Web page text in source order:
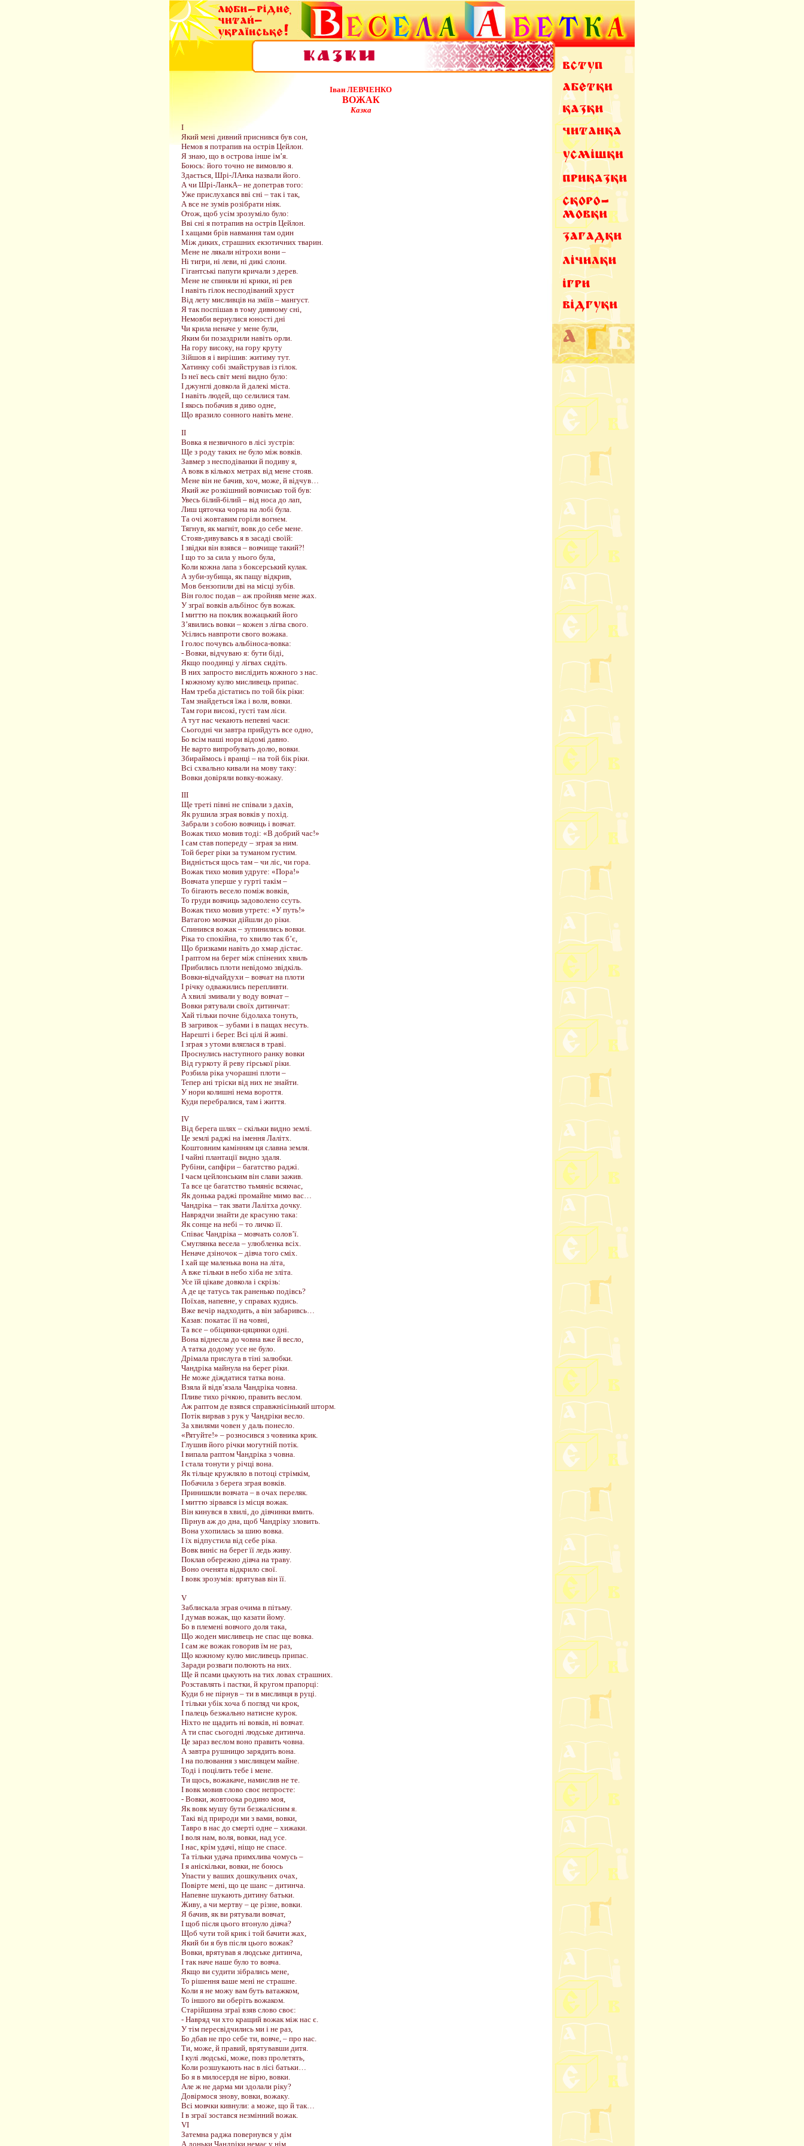
Іван ЛЕВЧЕНКО
ВОЖАК
Казка
І
Який мені дивний приснився був сон,
Немов я потрапив на острів Цейлон.
Я знаю, що в острова інше ім’я.
Боюсь: його точно не вимовлю я.
Здається, Шрі-ЛАнка назвали його.
А чи Шрі-ЛанкА– не допетрав того:
Уже прислухався вві сні – так і так,
А все не зумів розібрати ніяк.
Отож, щоб усім зрозуміло було:
Вві сні я потрапив на острів Цейлон.
І хащами брів навмання там один
Між диких, страшних екзотичних тварин.
Мене не лякали нітрохи вони –
Ні тигри, ні леви, ні дикі слони.
Гігантські папуги кричали з дерев.
Мене не спиняли ні крики, ні рев
І навіть гілок несподіваний хруст
Від лету мисливців на зміїв – мангуст.
Я так поспішав в тому дивному сні,
Немовби вернулися юності дні
Чи крила неначе у мене були,
Яким би позаздрили навіть орли.
На гору високу, на гору круту
Зійшов я і вирішив: житиму тут.
Хатинку собі змайстрував із гілок.
Із неї весь світ мені видно було:
І джунглі довкола й далекі міста.
І навіть людей, що селилися там.
І якось побачив я диво одне,
Що вразило сонного навіть мене.
ІІ
Вовка я незвичного в лісі зустрів:
Ще з роду таких не було між вовків.
Завмер з несподіванки й подиву я,
А вовк в кількох метрах від мене стояв.
Мене він не бачив, хоч, може, й відчув…
Який же розкішний вовчисько той був:
Увесь білий-білий – від носа до лап,
Лиш цяточка чорна на лобі була.
Та очі жовтавим горіли вогнем.
Тягнув, як магніт, вовк до себе мене.
Стояв-дивувавсь я в засаді своїй:
І звідки він взявся – вовчище такий?!
І що то за сила у нього була,
Коли кожна лапа з боксерський кулак.
А зуби-зубища, як пащу відкрив,
Мов бензопили дві на місці зубів.
Він голос подав – аж пройняв мене жах.
У зграї вовків альбінос був вожак.
І миттю на поклик вожацький його
З’явились вовки – кожен з лігва свого.
Усілись навпроти свого вожака.
І голос почувсь альбіноса-вовка:
- Вовки, відчуваю я: бути біді,
Якщо поодинці у лігвах сидіть.
В них запросто вислідить кожного з нас.
І кожному кулю мисливець припас.
Нам треба дістатись по той бік ріки:
Там знайдеться їжа і воля, вовки.
Там гори високі, густі там ліси.
А тут нас чекають непевні часи:
Сьогодні чи завтра прийдуть все одно,
Бо всім наші нори відомі давно.
Не варто випробувать долю, вовки.
Збираймось і вранці – на той бік ріки.
Всі схвально кивали на мову таку:
Вовки довіряли вовку-вожаку.
ІІІ
Ще треті півні не співали з дахів,
Як рушила зграя вовків у похід.
Забрали з собою вовчиць і вовчат.
Вожак тихо мовив тоді: «В добрий час!»
І сам став попереду – зграя за ним.
Той берег ріки за туманом густим.
Видніється щось там – чи ліс, чи гора.
Вожак тихо мовив удруге: «Пора!»
Вовчата уперше у гурті такім –
То бігають весело поміж вовків,
То груди вовчиць задоволено ссуть.
Вожак тихо мовив утретє: «У путь!»
Ватагою мовчки дійшли до ріки.
Спинився вожак – зупинились вовки.
Ріка то спокійна, то хвилю так б’є,
Що бризками навіть до хмар дістає.
І раптом на берег між спінених хвиль
Прибились плоти невідомо звідкіль.
Вовки-відчайдухи – вовчат на плоти
І річку одважились перепливти.
А хвилі змивали у воду вовчат –
Вовки рятували своїх дитинчат:
Хай тільки почне бідолаха тонуть,
В загривок – зубами і в пащах несуть.
Нарешті і берег. Всі цілі й живі.
І зграя з утоми вляглася в траві.
Проснулись наступного ранку вовки
Від гуркоту й реву гірської ріки.
Розбила ріка учорашні плоти –
Тепер ані тріски від них не знайти.
У нори колишні нема вороття.
Куди перебралися, там і життя.
ІV
Від берега шлях – скільки видно землі.
Це землі раджі на імення Лалітх.
Коштовним камінням ця славна земля.
І чайні плантації видно здаля.
Рубіни, сапфіри – багатство раджі.
І чаєм цейлонським він слави зажив.
Та все це багатство тьмяніє всякчас,
Як донька раджі промайне мимо вас…
Чандріка – так звати Лалітха дочку.
Наврядчи знайти де красуню така:
Як сонце на небі – то личко її.
Співає Чандріка – мовчать солов’ї.
Смуглянка весела – улюбленка всіх.
Неначе дзіночок – дівча того сміх.
І хай ще маленька вона на літа,
А вже тільки в небо хіба не зліта.
Усе їй цікаве довкола і скрізь:
А де це татусь так раненько подівсь?
Поїхав, напевне, у справах кудись.
Вже вечір надходить, а він забаривсь…
Казав: покатає її на човні,
Та все – обіцянки-цяцянки одні.
Вона віднесла до човна вже й весло,
А татка додому усе не було.
Дрімала прислуга в тіні залюбки.
Чандріка майнула на берег ріки.
Не може діждатися татка вона.
Взяла й відв’язала Чандріка човна.
Пливе тихо річкою, править веслом.
Аж раптом де взявся справжнісінький шторм.
Потік вирвав з рук у Чандріки весло.
За хвилями човен у даль понесло.
«Рятуйте!» – розносився з човника крик.
Глушив його річки могутній потік.
І випала раптом Чандріка з човна.
І стала тонути у річці вона.
Як тільце кружляло в потоці стрімкім,
Побачила з берега зграя вовків.
Принишкли вовчата – в очах переляк.
І миттю зірвався із місця вожак.
Він кинувся в хвилі, до дівчинки вмить.
Пірнув аж до дна, щоб Чандріку зловить.
Вона ухопилась за шию вовка.
І їх відпустила від себе ріка.
Вовк виніс на берег її ледь живу.
Поклав обережно дівча на траву.
Воно оченята відкрило свої.
І вовк зрозумів: врятував він її.
V
Заблискала зграя очима в пітьму.
І думав вожак, що казати йому.
Бо в племені вовчого доля така,
Що жоден мисливець не спас ще вовка.
І сам же вожак говорив їм не раз,
Що кожному кулю мисливець припас.
Заради розваги полюють на них.
Ще й псами цькують на тих ловах страшних.
Розставлять і пастки, й кругом прапорці:
Куди б не пірнув – ти в мисливця в руці.
І тільки убік хоча б погляд чи крок,
І палець безжально натисне курок.
Ніхто не щадить ні вовків, ні вовчат.
А ти спас сьогодні людське дитинча.
Це зараз веслом воно править човна.
А завтра рушницю зарядить вона.
І на полювання з мисливцем майне.
Тоді і поцілить тебе і мене.
Ти щось, вожакаче, намислив не те.
І вовк мовив слово своє непросте:
- Вовки, жовтоока родино моя,
Як вовк мушу бути безжалісним я.
Такі від природи ми з вами, вовки,
Тавро в нас до смерті одне – хижаки.
І воля нам, воля, вовки, над усе.
І нас, крім удачі, ніщо не спасе.
Та тільки удача примхлива чомусь –
І я аніскільки, вовки, не боюсь
Упасти у ваших дошкульних очах,
Повірте мені, що це шанс – дитинча.
Напевне шукають дитину батьки.
Живу, а чи мертву – це різне, вовки.
Я бачив, як ви рятували вовчат,
І щоб після цього втонуло дівча?
Щоб чути той крик і той бачити жах,
Який би я був після цього вожак?
Вовки, врятував я людське дитинча,
І так наче наше було то вовча.
Якщо ви судити зібрались мене,
То рішення ваше мені не страшне.
Коли я не можу вам буть ватажком,
То іншого ви оберіть вожаком.
Старійшина зграї взяв слово своє:
- Навряд чи хто кращий вожак між нас є.
У тім пересвідчились ми і не раз,
Бо дбав не про себе ти, вовче, – про нас.
Ти, може, й правий, врятувавши дитя.
І кулі людські, може, повз пролетять,
Коли розшукають нас в лісі батьки…
Бо я в милосердя не вірю, вовки.
Але ж не дарма ми здолали ріку?
Довірмося знову, вовки, вожаку.
Всі мовчки кивнули: а може, що й так…
І в зграї зостався незмінний вожак.
VІ
Затемна раджа повернувся у дім
А доньки Чандріки немає у нім.